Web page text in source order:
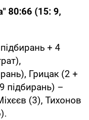
80:66 (15: 9,
+ 4
Грицак (2 +
підбирань) –
(3), Тихонов